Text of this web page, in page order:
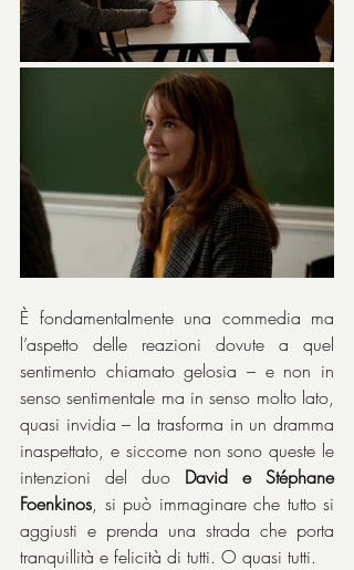
È fondamentalmente una commedia ma
l’aspetto delle reazioni dovute a quel
sentimento chiamato gelosia – e non in
senso sentimentale ma in senso molto lato,
quasi invidia – la trasforma in un dramma
inaspettato, e siccome non sono queste le
intenzioni del duo David e Stéphane
Foenkinos, si può immaginare che tutto si
aggiusti e prenda una strada che porta
tranquillità e felicità di tutti. O quasi tutti.